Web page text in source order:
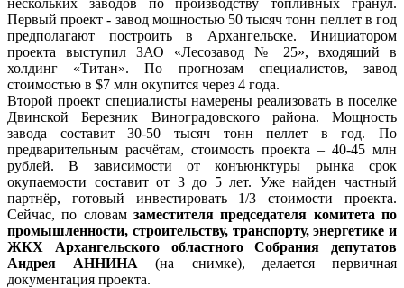
Первый проект - завод мощностью 50 тысяч тонн пеллет в год
предполагают построить в Архангельске. Инициатором
проекта выступил ЗАО «Лесозавод № 25», входящий в
холдинг «Титан». По прогнозам специалистов, завод
стоимостью в $7 млн окупится через 4 года.
Второй проект специалисты намерены реализовать в поселке
Двинской Березник Виноградовского района. Мощность
завода составит 30-50 тысяч тонн пеллет в год. По
предварительным расчётам, стоимость проекта – 40-45 млн
рублей. В зависимости от конъюнктуры рынка срок
окупаемости составит от 3 до 5 лет. Уже найден частный
партнёр, готовый инвестировать 1/3 стоимости проекта.
Сейчас, по словам заместителя председателя комитета по
промышленности, строительству, транспорту, энергетике и
ЖКХ Архангельского областного Собрания депутатов
Андрея АННИНА (на снимке), делается первичная
документация проекта.